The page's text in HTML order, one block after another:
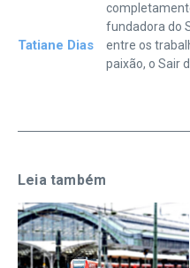
Tatiane Dias
fundadora do
entre os
paixão, o Sair
Leia também